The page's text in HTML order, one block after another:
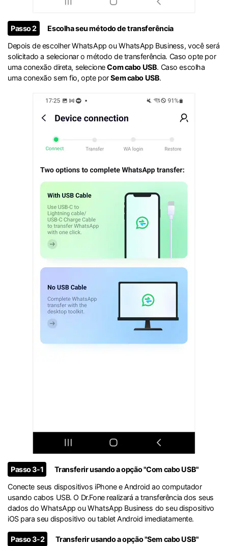
Passo 2
Escolha seu método de transferência
Depois de escolher WhatsApp ou WhatsApp Business, você será
solicitado a selecionar o método de transferência. Caso opte por
uma conexão direta, selecioneCom cabo USB. Caso escolha
uma conexão sem fio, opte porSem cabo USB.
Passo 3-1
Transferir usando a opção "Com cabo USB"
Conecte seus dispositivos iPhone e Android ao computador
usando cabos USB. O Dr.Fone realizará a transferência dos seus
dados do WhatsApp ou WhatsApp Business do seu dispositivo
iOS para seu dispositivo ou tablet Android imediatamente.
Passo 3-2
Transferir usando a opção "Sem cabo USB"